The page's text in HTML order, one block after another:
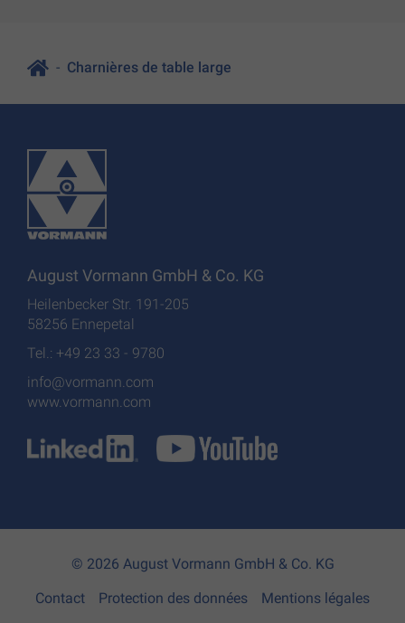
Charnières de table large
August Vormann GmbH & Co. KG
Heilenbecker Str. 191-205
58256 Ennepetal
Tel.: +49 23 33 - 9780
info@vormann.com
www.vormann.com
© 2026 August Vormann GmbH & Co. KG
Contact
Protection des données Mentions légales